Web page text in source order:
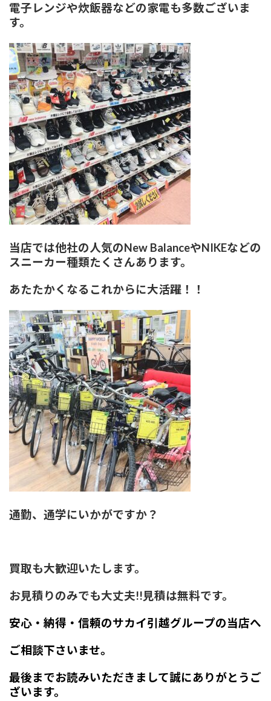
電子レンジや炊飯器などの家電も多数ございま
す。
当店では他社の人気のNew BalanceやNIKEなどの
スニーカー種類たくさんあります。
あたたかくなるこれからに大活躍！！
通勤、通学にいかがですか？
買取も大歓迎いたします。
お見積りのみでも大丈夫!!見積は無料です。
安心・納得・信頼のサカイ引越グループの当店へ
ご相談下さいませ。
最後までお読みいただきまして誠にありがとうご
ざいます。